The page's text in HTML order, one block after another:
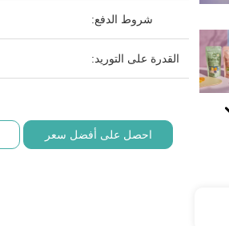
شروط الدفع:
القدرة على التوريد:
احصل على أفضل سعر